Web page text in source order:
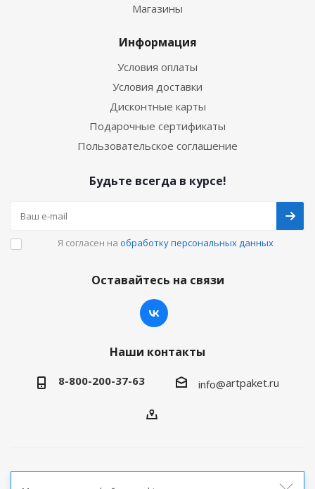
Магазины
Информация
Условия оплаты
Условия доставки
Дисконтные карты
Подарочные сертификаты
Пользовательское соглашение
Будьте всегда в курсе!
Я согласен на обработку персональных данных
Оставайтесь на связи
Наши контакты
8-800-200-37-63 info@artpaket.ru